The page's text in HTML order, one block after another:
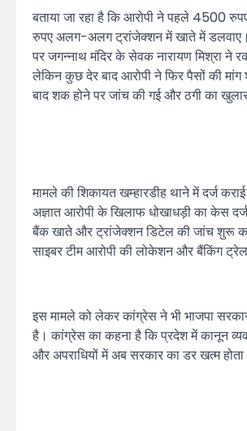
बताया जा रहा है कि आरोपी ने पहले 4500
रुपए अलग-अलग ट्रांजेक्शन में खाते में
पर जगन्नाथ मंदिर के सेवक नारायण मिश्रा ने
लेकिन कुछ देर बाद आरोपी ने फिर पैसों की
बाद शक होने पर जांच की गई और ठगी का
मामले की शिकायत खम्हारडीह थाने में दर्ज
अज्ञात आरोपी के खिलाफ धोखाधड़ी का केस
बैंक खाते और ट्रांजेक्शन डिटेल की जांच शुरू
साइबर टीम आरोपी की लोकेशन और बैंकिंग
इस मामले को लेकर कांग्रेस ने भी भाजपा सरकार
है। कांग्रेस का कहना है कि प्रदेश में कानून
और अपराधियों में अब सरकार का डर खत्म होता